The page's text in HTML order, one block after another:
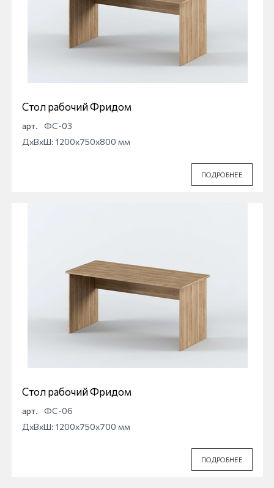
Стол рабочий Фридом
арт.
ФС-03
ДхВхШ: 1200x750x800 мм
ПОДРОБНЕЕ
Стол рабочий Фридом
арт.
ФС-06
ДхВхШ: 1200x750x700 мм
ПОДРОБНЕЕ